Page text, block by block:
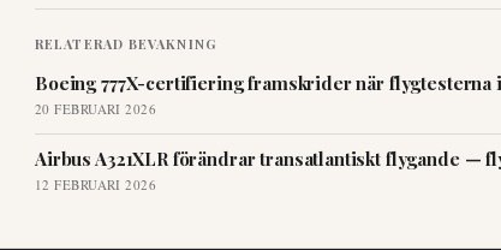
RELATERAD BEVAKNING
Boeing 777X-certifiering framskrider när flygtesterna
20 FEBRUARI 2026
Airbus A321XLR förändrar transatlantiskt flygande —
12 FEBRUARI 2026